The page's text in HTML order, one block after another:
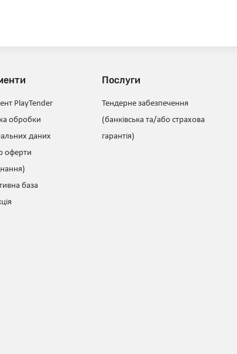
PlayTender
обробки
даних
оферти
база
Послуги
Тендерне забезпечення
(банківська та/або страхова
гарантія)